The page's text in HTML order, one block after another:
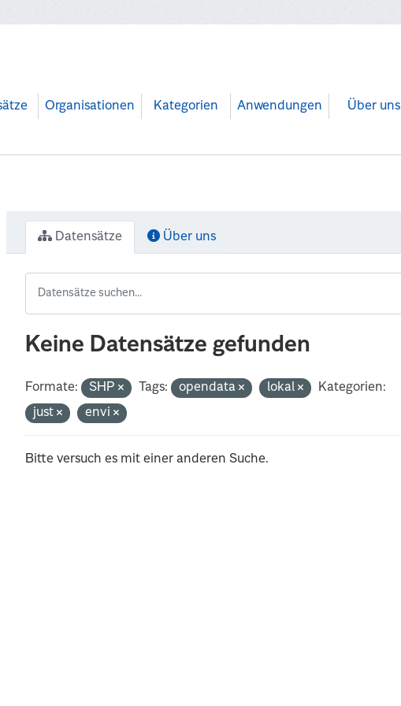
Organisationen Kategorien Anwendungen Über uns
Datensätze Über uns
Keine Datensätze gefunden
Formate: SHP Tags: opendata lokal
Kategorien:
just
envi
Bitte versuch es mit einer anderen Suche.